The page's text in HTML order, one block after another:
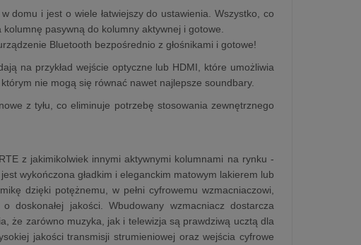
domu i jest o wiele łatwiejszy do ustawienia. Wszystko, co
pasywną do kolumny aktywnej i gotowe.
Bluetooth bezpośrednio z głośnikami i gotowe!
na przykład wejście optyczne lub HDMI, które umożliwia
nie mogą się równać nawet najlepsze soundbary.
z tyłu, co eliminuje potrzebę stosowania zewnętrznego
z jakimikolwiek innymi aktywnymi kolumnami na rynku -
wykończona gładkim i eleganckim matowym lakierem lub
dzięki potężnemu, w pełni cyfrowemu wzmacniaczowi,
doskonałej jakości. Wbudowany wzmacniacz dostarcza
że zarówno muzyka, jak i telewizja są prawdziwą ucztą dla
jakości transmisji strumieniowej oraz wejścia cyfrowe